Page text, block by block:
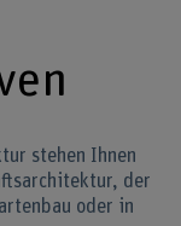
stehen Ihnen
der
oder in